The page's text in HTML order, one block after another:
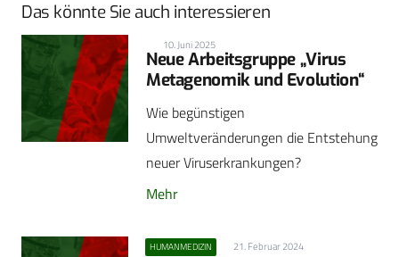
Das könnte Sie auch interessieren
10. Juni 2025
Neue Arbeitsgruppe „Virus
Metagenomik und Evolution“
Wie begünstigen
Umweltveränderungen die Entstehung
neuer Viruserkrankungen?
Mehr
HUMANMEDIZIN 21. Februar 2024